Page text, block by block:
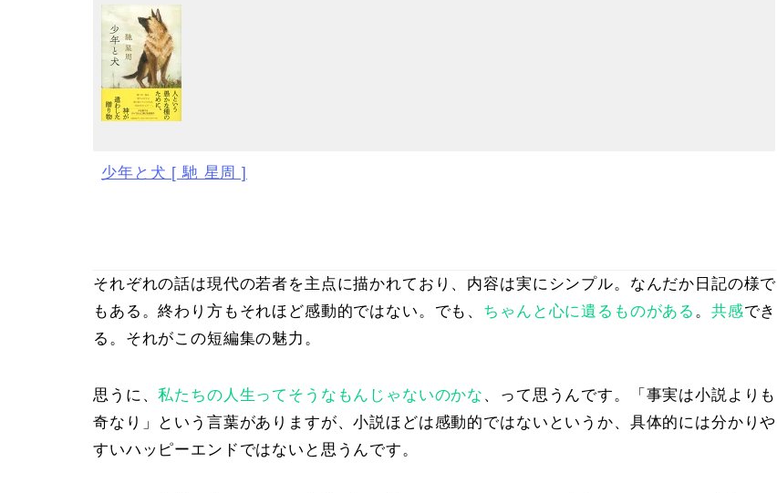
少年と犬 [ 馳 星周 ]
それぞれの話は現代の若者を主点に描かれており、内容は実にシンプル。なんだか日記の様で
もある。終わり方もそれほど感動的ではない。でも、 ちゃんと心に遺るものがある 。 共感でき
る。それがこの短編集の魅力。
思うに、私たちの人生ってそうなもんじゃないのかな 、って思うんです。「 事実は小説よりも
奇なり 」という言葉がありますが、小説ほどは感動的ではないというか、具体的には分かりや
すいハッピーエンドではないと思うんです。